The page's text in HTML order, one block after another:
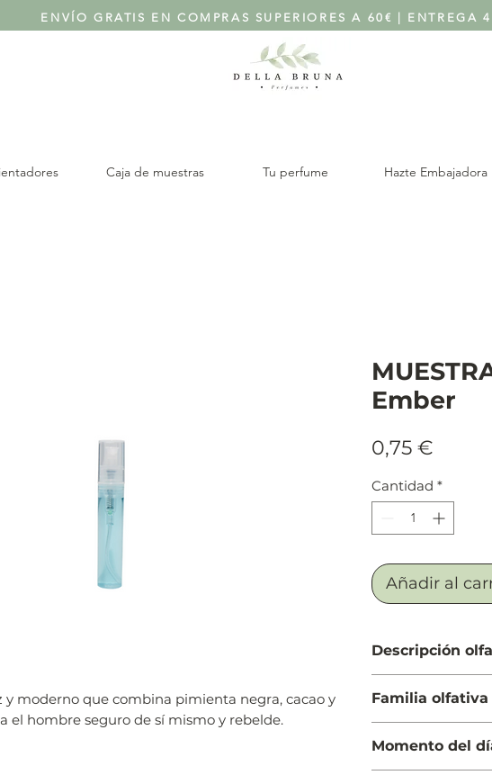
ENVÍO GRATIS EN COMPRAS SUPERIORES A 60€ | ENTREGA
Caja de muestras Tu perfume Hazte Embajadora
y moderno que combina pimienta negra, cacao y
el hombre seguro de sí mismo y rebelde.
Ember
0,75 €
Cantidad *
Añadir al
Descripción
blanca
Cuerpo: Cedro y
Fondo: Haba
Familia olfativa
Momento del